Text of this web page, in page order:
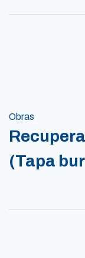
Obras
(Tapa